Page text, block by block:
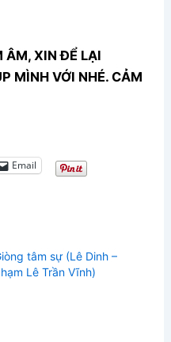
ÂM, XIN ĐỂ LẠI
MÌNH VỚI NHÉ. CẢM
Email
tâm sự (Lê Dinh –
Lê Trần Vĩnh)